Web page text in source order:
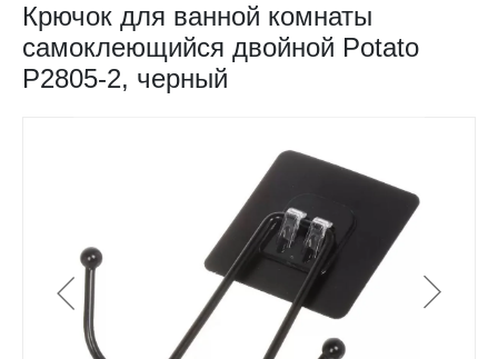
Крючок для ванной комнаты
самоклеющийся двойной Potato
P2805-2, черный